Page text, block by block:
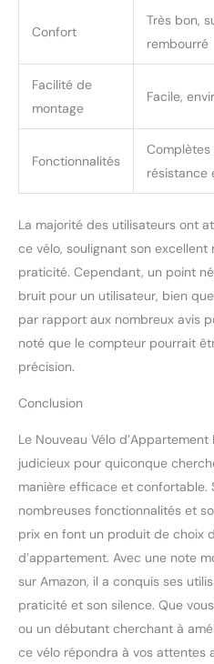
d'un
les
au
la
Confort
Très bon,
rembourré
Facilité de
montage
Facile,
Fonctionnalités
résistance
La majorité des utilisateurs ont
ce vélo, soulignant son
praticité. Cependant, un point
bruit pour un utilisateur, bien
par rapport aux nombreux avis
noté que le compteur pourrait
précision.
Conclusion
Le Nouveau Vélo
judicieux pour quiconque
manière efficace et confortable.
nombreuses fonctionnalités et
prix en font un produit de choix
d’appartement. Avec une note
sur Amazon, il a conquis ses
praticité et son silence. Que
ou un débutant cherchant à
ce vélo répondra à vos attentes